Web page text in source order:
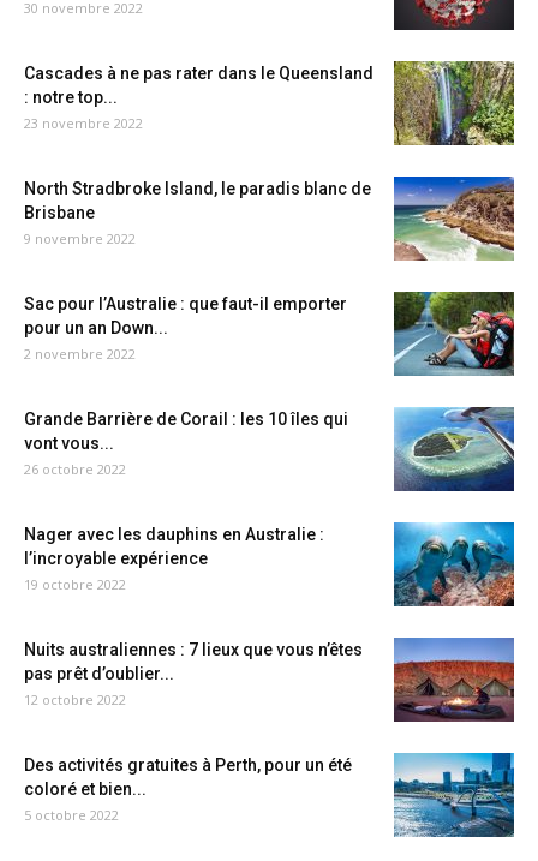
30 novembre 2022
Cascades à ne pas rater dans le Queensland
: notre top...
23 novembre 2022
North Stradbroke Island, le paradis blanc de
Brisbane
9 novembre 2022
Sac pour l’Australie : que faut-il emporter
pour un an Down...
2 novembre 2022
Grande Barrière de Corail : les 10 îles qui
vont vous...
26 octobre 2022
Nager avec les dauphins en Australie :
l’incroyable expérience
19 octobre 2022
Nuits australiennes : 7 lieux que vous n’êtes
pas prêt d’oublier...
12 octobre 2022
Des activités gratuites à Perth, pour un été
coloré et bien...
5 octobre 2022